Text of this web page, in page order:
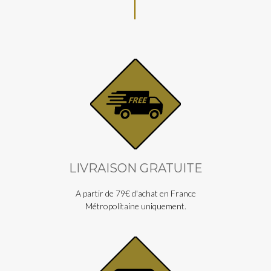
LIVRAISON GRATUITE
A partir de 79€ d'achat en France
Métropolitaine uniquement.